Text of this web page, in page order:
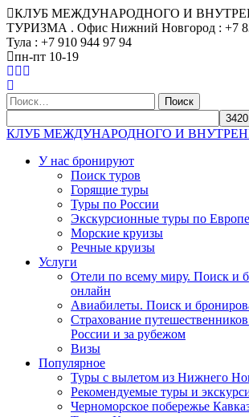
КЛУБ МЕЖДУНАРОДНОГО И
ТУРИЗМА . Офис Нижний Новгород : +7
Тула : +7 910 944 97 94
пн-пт 10-19
Найти:
КЛУБ МЕЖДУНАРОДНОГО И
У нас бронируют
Поиск туров
Горящие туры
Туры по России
Экскурсионные туры по Европе
Морские круизы
Речные круизы
Услуги
Отели по всему миру. Поиск и
онлайн
Авиабилеты. Поиск и
Страхование
России и за рубежом
Визы
Популярное
Туры с вылетом из Нижнего
Рекомендуемые туры и
Черноморское побережье